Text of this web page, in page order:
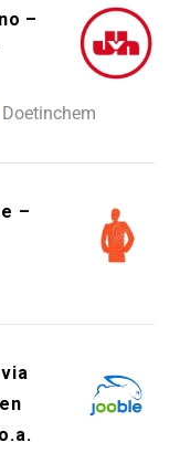
–
Doetinchem
–